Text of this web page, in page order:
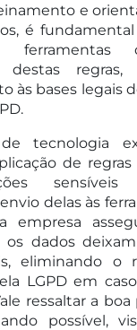
e
é
destas
às bases legais
tecnologia
de regras
sensíveis
delas às
empresa
os dados
eliminando o
LGPD em
ressaltar a
possível,